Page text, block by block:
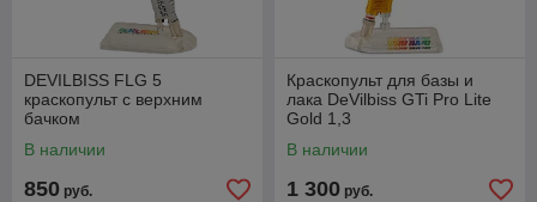
DEVILBISS FLG 5
краскопульт с верхним
бачком
В наличии
850 руб.
Краскопульт для базы и
лака DeVilbiss GTi Pro Lite
Gold 1,3
В наличии
1 300 руб.